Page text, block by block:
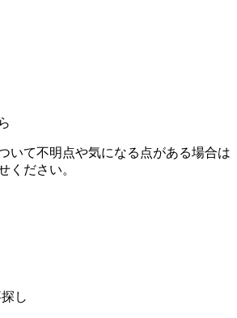
いて不明点や気になる点がある場合は
ください。
し